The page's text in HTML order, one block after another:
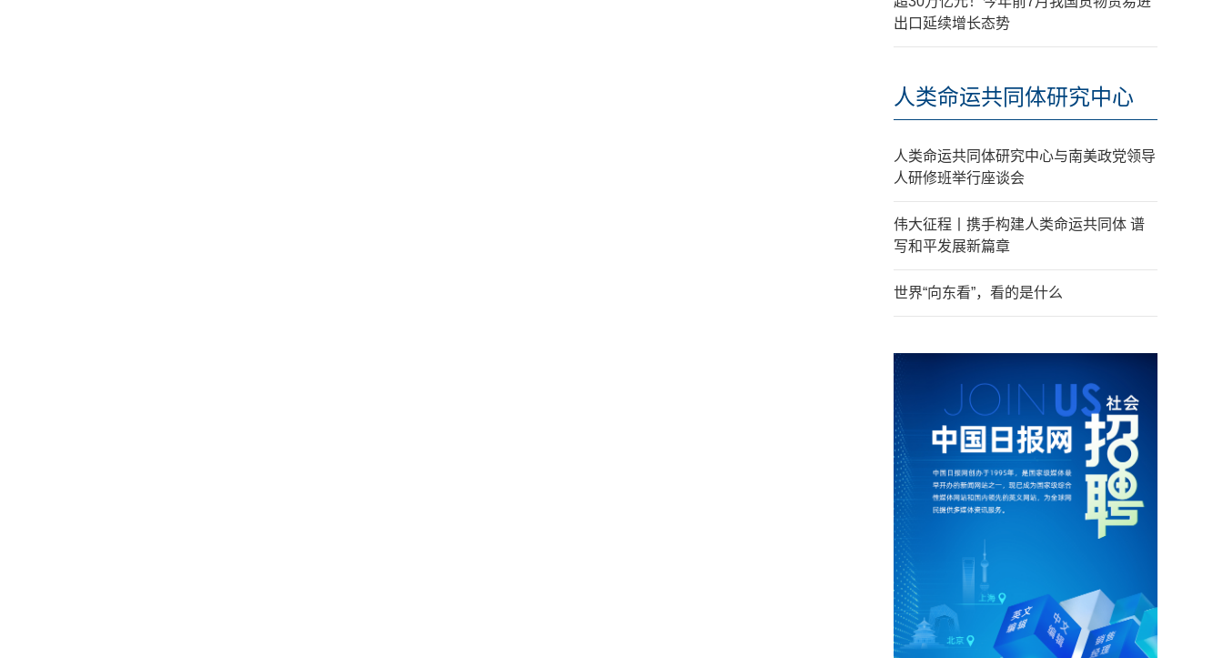
出口延续增长态势
人类命运共同体研究中心
人类命运共同体研究中心与南美政党领导
人研修班举行座谈会
伟大征程丨携手构建人类命运共同体 谱
写和平发展新篇章
世界“向东看”，看的是什么